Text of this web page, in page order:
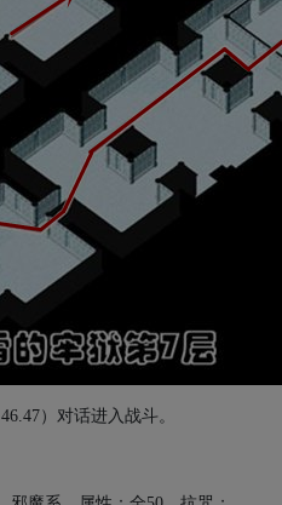
46.47）对话进入战斗。